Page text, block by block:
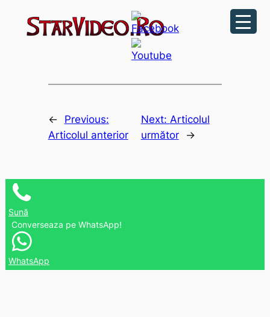
←
Previous:
Articolul anterior
Next: Articolul
următor
→
Sună
Converseaza pe WhatsApp!
WhatsApp